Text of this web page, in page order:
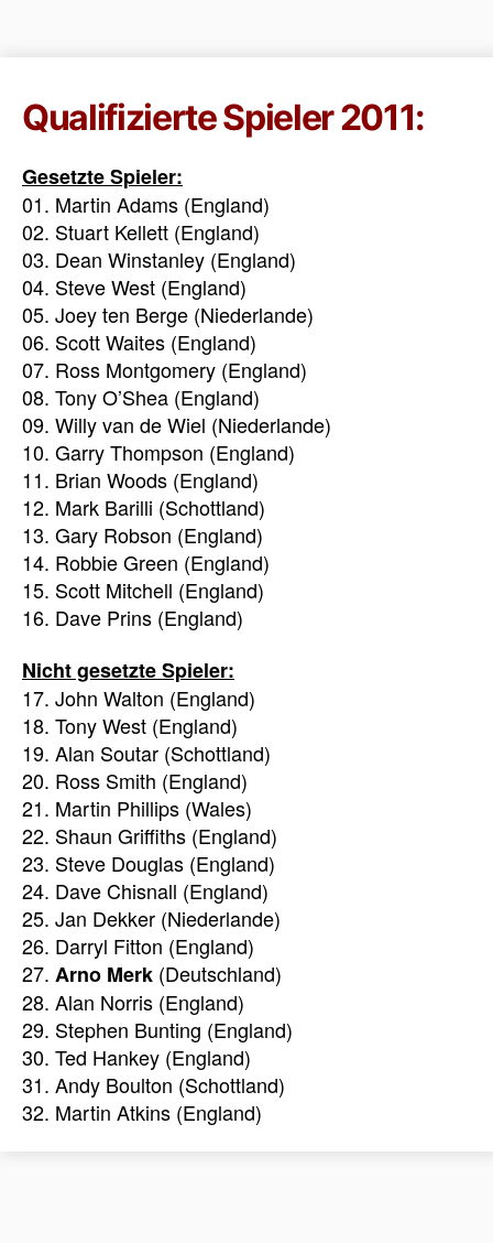
Qualifizierte Spieler 2011:
Gesetzte Spieler:
01. Martin Adams (England)
02. Stuart Kellett (England)
03. Dean Winstanley (England)
04. Steve West (England)
05. Joey ten Berge (Niederlande)
06. Scott Waites (England)
07. Ross Montgomery (England)
08. Tony O’Shea (England)
09. Willy van de Wiel (Niederlande)
10. Garry Thompson (England)
11. Brian Woods (England)
12. Mark Barilli (Schottland)
13. Gary Robson (England)
14. Robbie Green (England)
15. Scott Mitchell (England)
16. Dave Prins (England)
Nicht gesetzte Spieler:
17. John Walton (England)
18. Tony West (England)
19. Alan Soutar (Schottland)
20. Ross Smith (England)
21. Martin Phillips (Wales)
22. Shaun Griffiths (England)
23. Steve Douglas (England)
24. Dave Chisnall (England)
25. Jan Dekker (Niederlande)
26. Darryl Fitton (England)
27. Arno Merk (Deutschland)
28. Alan Norris (England)
29. Stephen Bunting (England)
30. Ted Hankey (England)
31. Andy Boulton (Schottland)
32. Martin Atkins (England)